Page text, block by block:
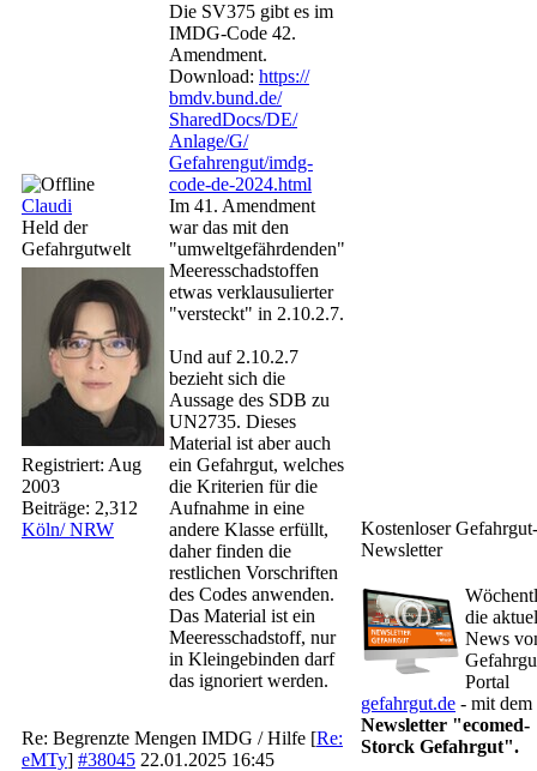
Claudi
Held der
Gefahrgutwelt
Registriert: Aug
2003
Beiträge: 2,312
Köln/ NRW
Die SV375 gibt es im
IMDG-Code 42.
Amendment.
Download: https://
bmdv.bund.de/
SharedDocs/DE/
Anlage/G/
Gefahrengut/imdg-
code-de-2024.html
Im 41. Amendment
war das mit den
"umweltgefährdenden"
Meeresschadstoffen
etwas verklausulierter
"versteckt" in 2.10.2.7.
Und auf 2.10.2.7
bezieht sich die
Aussage des SDB zu
UN2735. Dieses
Material ist aber auch
ein Gefahrgut, welches
die Kriterien für die
Aufnahme in eine
andere Klasse erfüllt,
daher finden die
restlichen Vorschriften
des Codes anwenden.
Das Material ist ein
Meeresschadstoff, nur
in Kleingebinden darf
das ignoriert werden.
Re: Begrenzte Mengen IMDG / Hilfe [Re:
eMTy] #38045 22.01.2025 16:45
Kostenloser Gefahrgut-
Newsletter
die
News
Portal
gefahrgut.de - mit dem
Newsletter "ecomed-
Storck Gefahrgut".